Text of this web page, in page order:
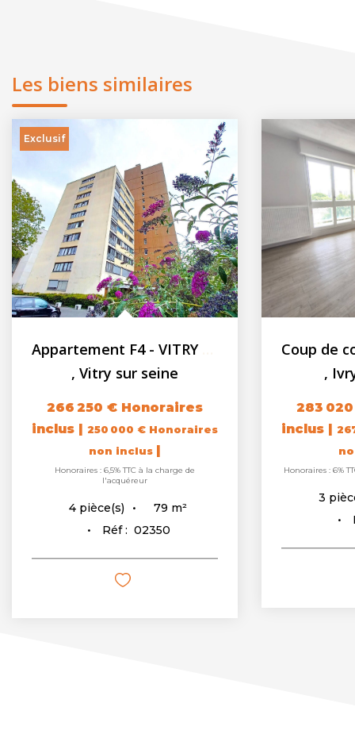
Les biens similaires
Exclusif
, Vitry sur seine
266 250 € Honoraires
inclus | 250 000 € Honoraires
non inclus |
Honoraires : 6,5% TTC à la charge de
l'acquéreur
4 pièce(s) 79 m²
Réf : 02350
,
283
inclus |
Honoraires : 6%
3